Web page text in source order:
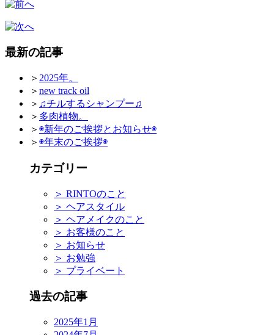
最新の記事
＞ 2025年。
＞ new track oil
＞ ♫チルするシャンプー♫
＞ 多肉植物。
＞ ◉新年のご挨拶とお知らせ◉
＞ ◉年末のご挨拶◉
カテゴリー
＞ RINTOのこと
＞ ヘアスタイル
＞ ヘアメイクのこと
＞ お客様のこと
＞ お知らせ
＞ お勉強
＞ プライベート
過去の記事
2025年1月